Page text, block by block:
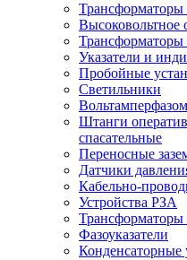
Трансформаторы
Высоковольтное
Указатели и
Пробойные
Светильники
Штанги
спасательные
Переносные
Датчики
Кабельно-
Устройства РЗА
Фазоуказатели
Конденсаторные